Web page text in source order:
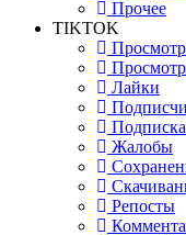
Прочее
TIKTOK
Лайки
Жалобы
Репосты